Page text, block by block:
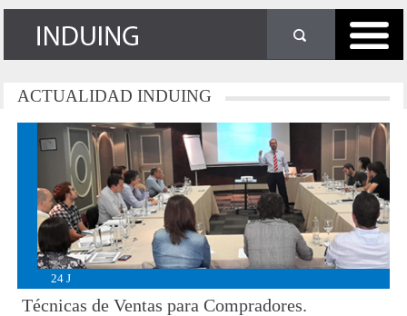
ACTUALIDAD INDUING
24 J
Técnicas de Ventas para Compradores.